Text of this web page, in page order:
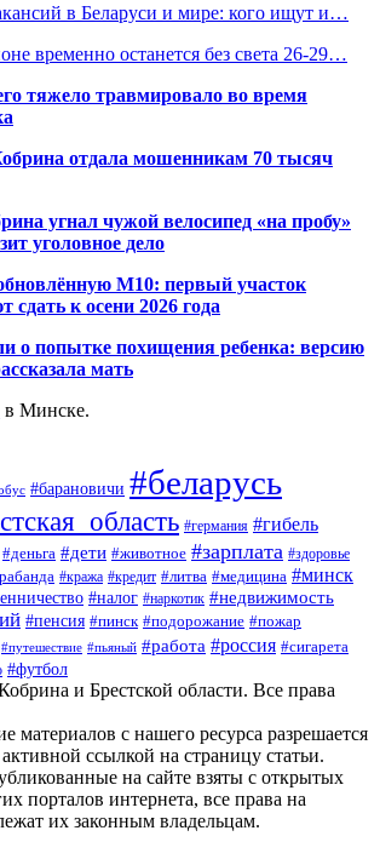
в Беларуси и мире: кого ищут и…
временно останется без света 26-29…
тяжело травмировало во время
отдала мошенникам 70 тысяч
угнал чужой велосипед «на пробу»
уголовное дело
М10: первый участок
сдать к осени 2026 года
о попытке похищения ребенка: версию
мать
в Минске.
#барановичи #беларусь
#германия #гибель
#деньга #дети #животное #зарплата #здоровье
#кража #кредит #литва #медицина #минск
#налог #наркотик #недвижимость
#пенсия #пинск #подорожание #пожар
#путешествие #пьяный #работа #россия #сигарета
#футбол
и Брестской области. Все права
материалов с нашего ресурса разрешается
ссылкой на страницу статьи.
на сайте взяты с открытых
порталов интернета, все права на
их законным владельцам.